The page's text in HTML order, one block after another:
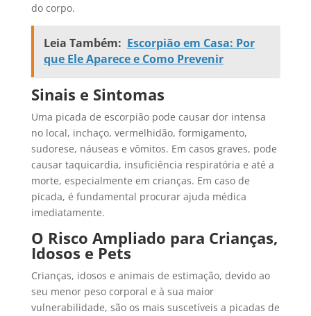
do corpo.
Leia Também: Escorpião em Casa: Por
que Ele Aparece e Como Prevenir
Sinais e Sintomas
Uma picada de escorpião pode causar dor intensa
no local, inchaço, vermelhidão, formigamento,
sudorese, náuseas e vômitos. Em casos graves, pode
causar taquicardia, insuficiência respiratória e até a
morte, especialmente em crianças. Em caso de
picada, é fundamental procurar ajuda médica
imediatamente.
O Risco Ampliado para Crianças,
Idosos e Pets
Crianças, idosos e animais de estimação, devido ao
seu menor peso corporal e à sua maior
vulnerabilidade, são os mais suscetíveis a picadas de